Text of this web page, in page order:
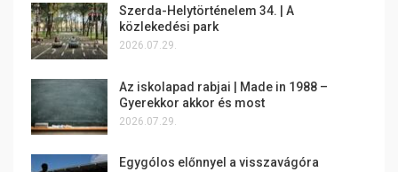
Szerda-Helytörténelem 34. | A
közlekedési park
2026.07.29.
Az iskolapad rabjai | Made in 1988 –
Gyerekkor akkor és most
2026.07.29.
Egygólos előnnyel a visszavágóra